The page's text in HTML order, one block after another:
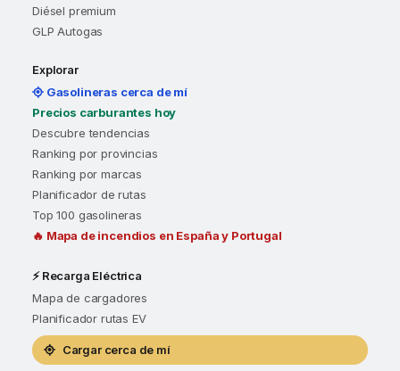
Diésel premium
GLP Autogas
Explorar
Gasolineras cerca de mí
Precios carburantes hoy
Descubre tendencias
Ranking por provincias
Ranking por marcas
Planificador de rutas
Top 100 gasolineras
🔥 Mapa de incendios en España y Portugal
⚡ Recarga Eléctrica
Mapa de cargadores
Planificador rutas EV
Cargar cerca de mí